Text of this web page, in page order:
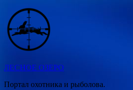
Перейти
содержимому
ЛЕСНОЕ ОЗЕРО
Портал охотника и рыболова.